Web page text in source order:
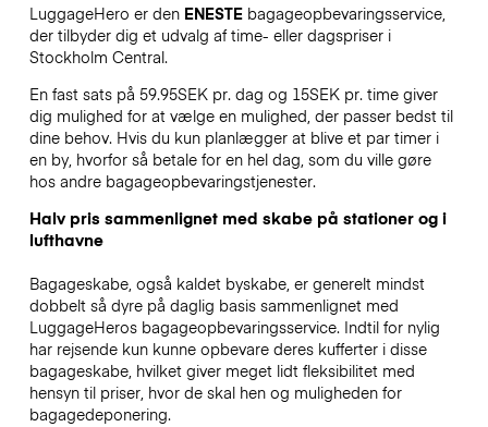
LuggageHero er den ENESTEbagageopbevaringsservice,
der tilbyder dig et udvalg af time- eller dagspriser i
Stockholm Central.
En fast sats på 59.95SEK pr. dag og 15SEK pr. time giver
dig mulighed for at vælge en mulighed, der passer bedst til
dine behov. Hvis du kun planlægger at blive et par timer i
en by, hvorfor så betale for en hel dag, som du ville gøre
hos andre bagageopbevaringstjenester.
Halv pris sammenlignet med skabe på stationer og i
lufthavne
Bagageskabe, også kaldet byskabe, er generelt mindst
dobbelt så dyre på daglig basis sammenlignet med
LuggageHeros bagageopbevaringsservice. Indtil for nylig
har rejsende kun kunne opbevare deres kufferter i disse
bagageskabe, hvilket giver meget lidt fleksibilitet med
hensyn til priser, hvor de skal hen og muligheden for
bagagedeponering.